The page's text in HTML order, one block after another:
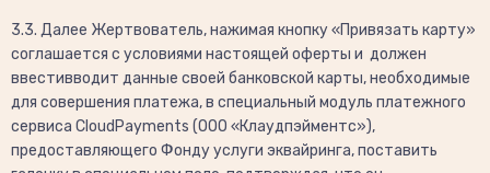
3.3. Далее Жертвователь, нажимая кнопку «Привязать карту»
соглашается с условиями настоящей оферты и должен
ввестивводит данные своей банковской карты, необходимые
для совершения платежа, в специальный модуль платежного
сервиса CloudPayments (ООО «Клаудпэйментс»),
предоставляющего Фонду услуги эквайринга, поставить